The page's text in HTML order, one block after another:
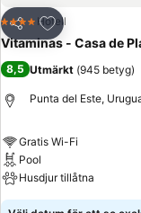
Dela
Lägg till i Mina
4 StjärnorHotell
Vitaminas - Casa de
8,5 Utmärkt (945 betyg)
Punta del Este,
Gratis Wi-Fi
Pool
Husdjur tillåtna